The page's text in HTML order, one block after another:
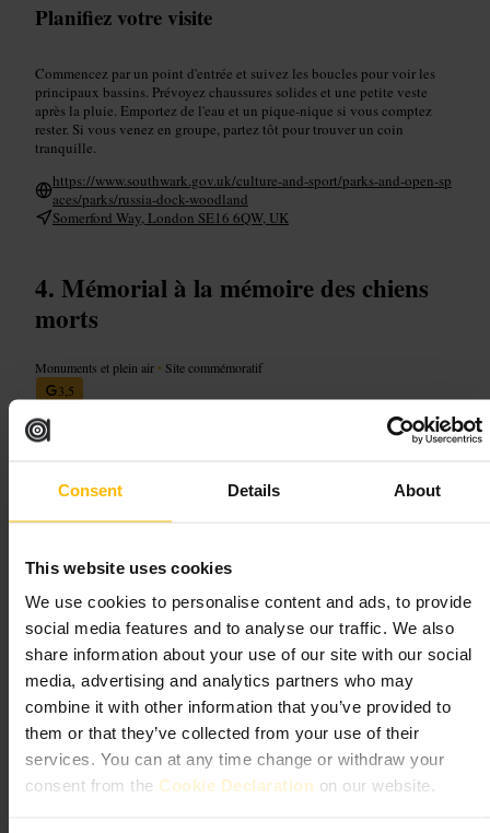
Consent Details About
This website uses cookies
We use cookies to personalise content and ads, to provide
social media features and to analyse our traffic. We also
share information about your use of our site with our social
media, advertising and analytics partners who may
combine it with other information that you’ve provided to
them or that they’ve collected from your use of their
services. You can at any time change or withdraw your
consent from the Cookie Declaration on our website.
Planifiez votre visite
Commencez par un point d'entrée et suivez les boucles pour voir les
principaux bassins. Prévoyez chaussures solides et une petite veste
après la pluie. Emportez de l'eau et un pique-nique si vous comptez
rester. Si vous venez en groupe, partez tôt pour trouver un coin
tranquille.
https://www.southwark.gov.uk/culture-and-sport/parks-and-open-sp
aces/parks/russia-dock-woodland
Somerford Way, London SE16 6QW, UK
Mémorial à la mémoire des chiens
morts
Monuments et plein air • Site commémoratif
3,5
“Un lieu sobre pour se souvenir des chiens
Convient pour
#Mémorial #Chiens #Poplar #Londres #Patrimoine #Balade
À quoi s'attendre
Un élément commémoratif simple, sans grands aménagements
touristiques. Cadre urbain, souvent entouré de rues résidentielles.